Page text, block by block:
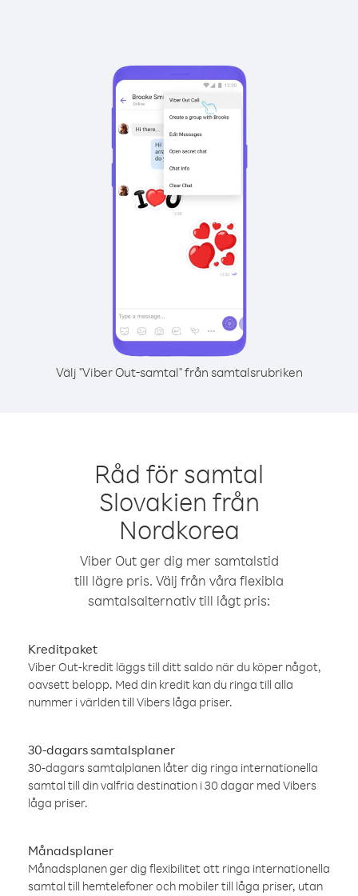
Välj "Viber Out-samtal" från samtalsrubriken
Råd för samtal
Slovakien från
Nordkorea
Viber Out ger dig mer samtalstid
till lägre pris. Välj från våra flexibla
samtalsalternativ till lågt pris:
Kreditpaket
Viber Out-kredit läggs till ditt saldo när du köper något,
oavsett belopp. Med din kredit kan du ringa till alla
nummer i världen till Vibers låga priser.
30-dagars samtalsplaner
30-dagars samtalplanen låter dig ringa internationella
samtal till din valfria destination i 30 dagar med Vibers
låga priser.
Månadsplaner
Månadsplanen ger dig flexibilitet att ringa internationella
samtal till hemtelefoner och mobiler till låga priser, utan